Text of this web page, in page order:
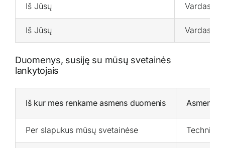
Iš Jūsų Vardas,
Iš Jūsų Vardas,
Duomenys, susiję su mūsų svetainės
lankytojais
Iš kur mes renkame asmens duomenis Asmens
Per slapukus mūsų svetainėse